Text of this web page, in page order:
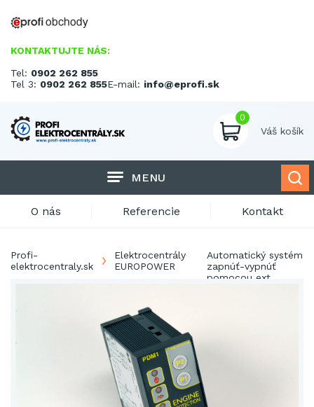
KONTAKTUJTE NÁS:
Tel: 0902 262 855
Tel 3: 0902 262 855E-mail: info@eprofi.sk
0
Váš košík
MENU
O nás Referencie Kontakt
Profi-
elektrocentraly.sk
Elektrocentrály
EUROPOWER
Automatický systém
zapnúť-vypnúť
pomocou ext.